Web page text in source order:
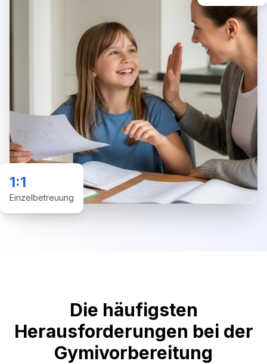
1:1
Einzelbetreuung
Die häufigsten
Herausforderungen bei der
Gymivorbereitung